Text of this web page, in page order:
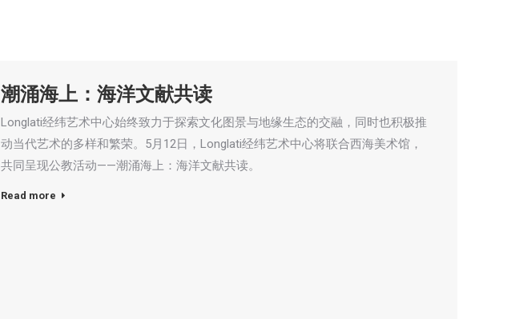
潮涌海上：海洋文献共读
Longlati经纬艺术中心始终致力于探索文化图景与地缘生态的交融，同时也积极推
动当代艺术的多样和繁荣。5月12日，Longlati经纬艺术中心将联合西海美术馆，
共同呈现公教活动——潮涌海上：海洋文献共读。
Read more